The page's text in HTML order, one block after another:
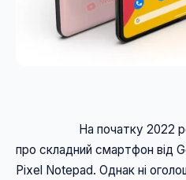
про складний смартфон від
Pixel Notepad. Однак ні